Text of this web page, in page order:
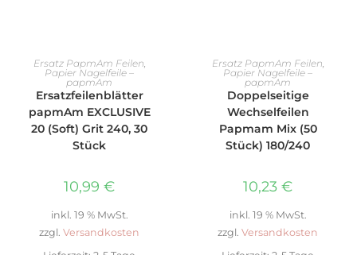
IN DEN WARENKORB
Ersatz PapmAm Feilen,
Papier Nagelfeile –
papmAm
Ersatzfeilenblätter
papmAm EXCLUSIVE
20 (Soft) Grit 240, 30
Stück
10,99 €
inkl. 19 % MwSt.
zzgl. Versandkosten
IN DEN WARENKORB
Ersatz PapmAm Feilen,
Papier Nagelfeile –
papmAm
Doppelseitige
Wechselfeilen
Papmam Mix (50
Stück) 180/240
10,23 €
inkl. 19 % MwSt.
zzgl. Versandkosten